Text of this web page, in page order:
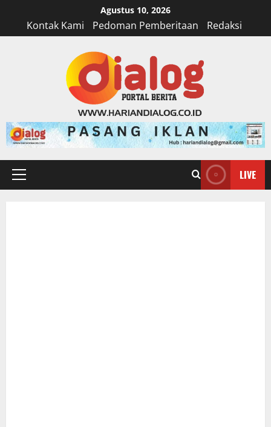
content
Agustus 10, 2026
Kontak Kami Pedoman Pemberitaan Redaksi
Primary
LIVE